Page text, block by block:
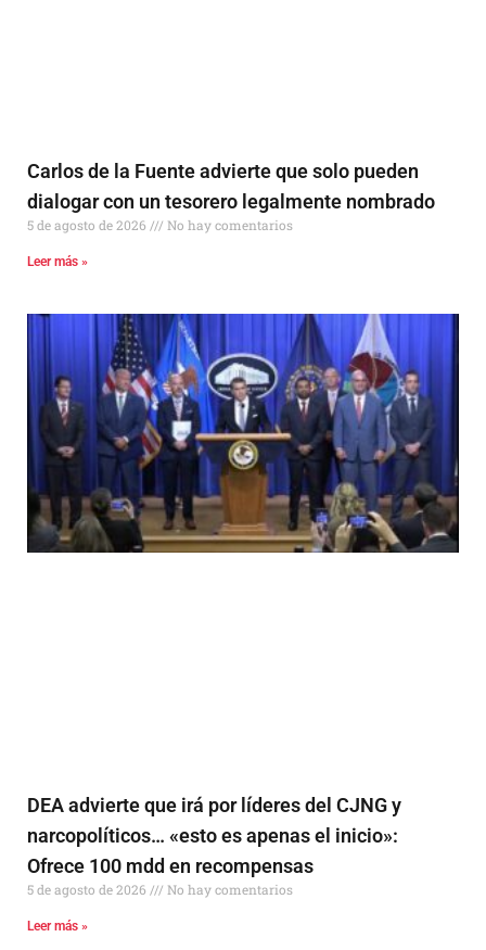
Carlos de la Fuente advierte que solo pueden
dialogar con un tesorero legalmente nombrado
5 de agosto de 2026 No hay comentarios
Leer más »
DEA advierte que irá por líderes del CJNG y
narcopolíticos… «esto es apenas el inicio»:
Ofrece 100 mdd en recompensas
5 de agosto de 2026 No hay comentarios
Leer más »